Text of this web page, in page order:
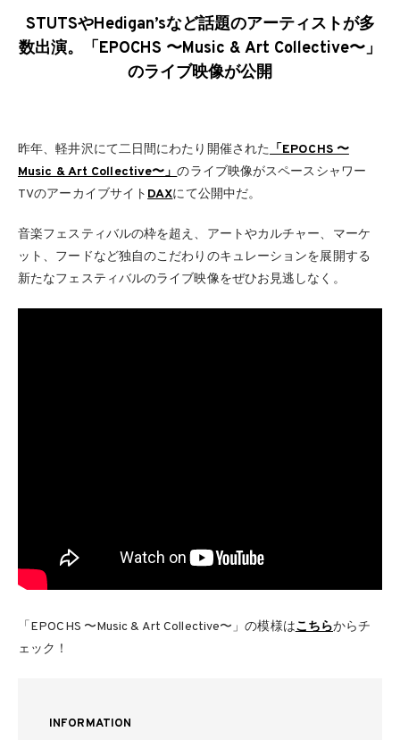
STUTSやHedigan’sなど話題のアーティストが多
数出演。「EPOCHS 〜Music & Art Collective〜」
のライブ映像が公開
昨年、軽井沢にて二日間にわたり開催された 「EPOCHS 〜
Music & Art Collective〜」のライブ映像がスペースシャワー
TVのアーカイブサイト DAXにて公開中だ。
音楽フェスティバルの枠を超え、アートやカルチャー、マーケ
ット、フードなど独自のこだわりのキュレーションを展開する
新たなフェスティバルのライブ映像をぜひお見逃しなく。
「EPOCHS 〜Music & Art Collective〜」の模様はこちらからチ
ェック！
INFORMATION